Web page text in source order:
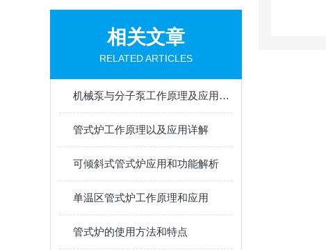
相关文章
RELATED ARTICLES
机械泵与分子泵工作原理及应用对比
管式炉工作原理以及应用详解
可倾斜式管式炉应用和功能解析
单温区管式炉工作原理和应用
管式炉的使用方法和特点